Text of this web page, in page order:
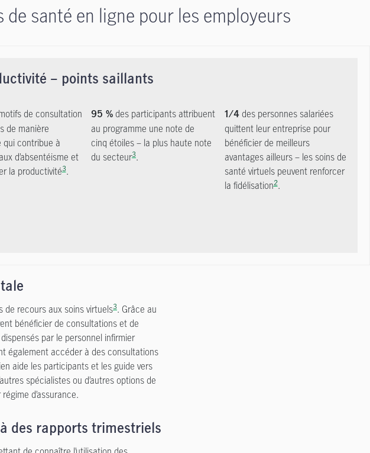
santé en ligne pour les employeurs
– points saillants
de consultation
de manière
qui contribue à
d’absentéisme et
la productivité3.
95 % des participants attribuent
au programme une note de
cinq étoiles – la plus haute note
du secteur3.
1/4des personnes salariées
quittent leur entreprise pour
bénéficier de meilleurs
avantages ailleurs – les soins de
santé virtuels peuvent renforcer
la fidélisation2.
de recours aux soins virtuels3. Grâce au
bénéficier de consultations et de
par le personnel infirmier
également accéder à des consultations
aide les participants et les guide vers
spécialistes ou d’autres options de
d’assurance.
des rapports trimestriels